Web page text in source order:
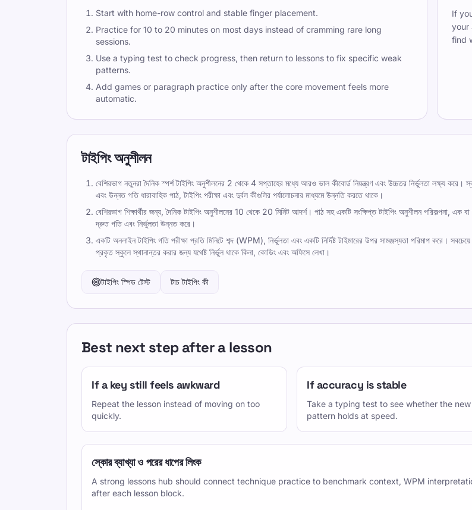
Start with home-row control and stable finger placement.
Practice for 10 to 20 minutes on most days instead of cramming rare long
sessions.
Use a typing test to check progress, then return to lessons to fix specific weak
patterns.
Add games or paragraph practice only after the core movement feels more
automatic.
If
your
find
টাইপিং অনুশীলন
বেশিরভাগ নতুনরা দৈনিক স্পর্শ টাইপিং অনুশীলনের 2 থেকে 4 সপ্তাহের মধ্যে আরও ভাল কীবোর্ড নিয়ন্ত্রণ এবং উচ্চতর নির্ভুলতা লক্ষ্য
এবং উন্নত গতি ধারাবাহিক পাঠ, টাইপিং পরীক্ষা এবং দুর্বল কীগুলির পর্যালোচনার মাধ্যমে উন্নতি করতে থাকে।
বেশিরভাগ শিক্ষার্থীর জন্য, দৈনিক টাইপিং অনুশীলনের 10 থেকে 20 মিনিট আদর্শ। পাঠ সহ একটি সংক্ষিপ্ত টাইপিং অনুশীলন পরিকল্পনা, এক বা
দ্রুত গতি এবং নির্ভুলতা উন্নত করে।
একটি অনলাইন টাইপিং গতি পরীক্ষা প্রতি মিনিটে শব্দ (WPM), নির্ভুলতা এবং একটি নির্দিষ্ট টাইমারের উপর সামঞ্জস্যতা পরিমাপ করে।
প্রকৃত স্কুলে স্থানান্তর করার জন্য যথেষ্ট নির্ভুল থাকে কিনা, কোডিং এবং অফিসে লেখা।
টাইপিং স্পিড টেস্ট টাচ টাইপিং কী
Best next step after a lesson
If a key still feels awkward
Repeat the lesson instead of moving on too
quickly.
If accuracy is stable
Take a typing test to see whether the new
pattern holds at speed.
স্কোর ব্যাখ্যা ও পরের ধাপের লিংক
A strong lessons hub should connect technique practice to benchmark context, WPM
after each lesson block.